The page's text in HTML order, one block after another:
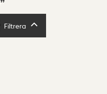
Filtrera